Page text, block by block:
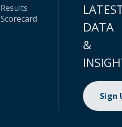
Results
Scorecard
DATA
&
Sign